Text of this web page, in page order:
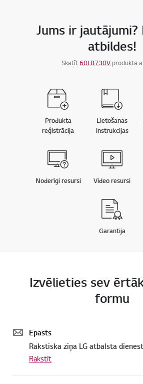
Jums ir
atbildes!
Skatīt60LB730Vprodukta
Produkta
reģistrācija
Lietošanas
instrukcijas
Noderīgi resursi Video resursi
Garantija
Izvēlieties sev
formu
Epasts
Rakstiska ziņa LG atbalsta
Rakstīt